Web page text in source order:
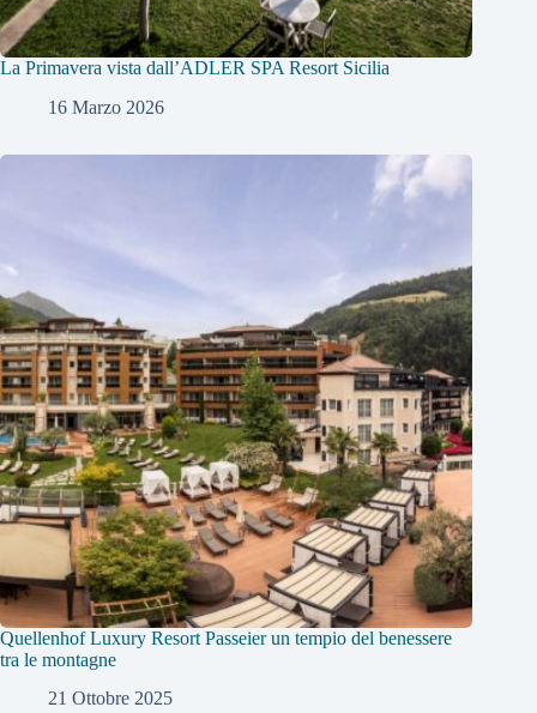
La Primavera vista dall’ADLER SPA Resort Sicilia
16 Marzo 2026
Quellenhof Luxury Resort Passeier un tempio del benessere
tra le montagne
21 Ottobre 2025